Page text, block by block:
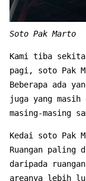
Soto Pak Marto
Kami tiba
pagi, soto Pak
Beberapa ada
juga yang masih
masing-masing
Kedai soto Pak
Ruangan paling
daripada
areanya lebih